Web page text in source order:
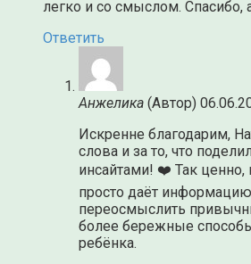
легко и со смыслом. Спасибо,
Ответить
Анжелика (Автор)
Искренне благодарим,
слова и за то, что
инсайтами! ❤️ Так ценно,
просто даёт
переосмыслить
более бережные
ребёнка.